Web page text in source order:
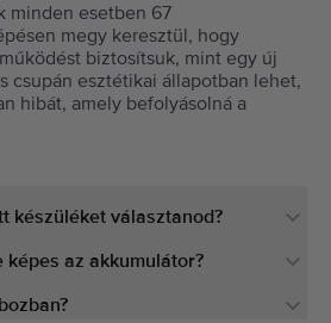
minden esetben 67
megy keresztül, hogy
biztosítsuk, mint egy új
csupán esztétikai állapotban lehet,
hibát, amely befolyásolná a
készüléket választanod?
az akkumulátor?